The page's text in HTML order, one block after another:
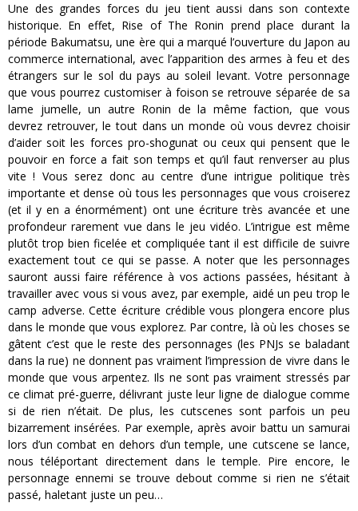
Une des grandes forces du jeu tient aussi dans son contexte
historique. En effet, Rise of The Ronin prend place durant la
période Bakumatsu, une ère qui a marqué l’ouverture du Japon au
commerce international, avec l’apparition des armes à feu et des
étrangers sur le sol du pays au soleil levant. Votre personnage
que vous pourrez customiser à foison se retrouve séparée de sa
lame jumelle, un autre Ronin de la même faction, que vous
devrez retrouver, le tout dans un monde où vous devrez choisir
d’aider soit les forces pro-shogunat ou ceux qui pensent que le
pouvoir en force a fait son temps et qu’il faut renverser au plus
vite ! Vous serez donc au centre d’une intrigue politique très
importante et dense où tous les personnages que vous croiserez
(et il y en a énormément) ont une écriture très avancée et une
profondeur rarement vue dans le jeu vidéo. L’intrigue est même
plutôt trop bien ficelée et compliquée tant il est difficile de suivre
exactement tout ce qui se passe. A noter que les personnages
sauront aussi faire référence à vos actions passées, hésitant à
travailler avec vous si vous avez, par exemple, aidé un peu trop le
camp adverse. Cette écriture crédible vous plongera encore plus
dans le monde que vous explorez. Par contre, là où les choses se
gâtent c’est que le reste des personnages (les PNJs se baladant
dans la rue) ne donnent pas vraiment l’impression de vivre dans le
monde que vous arpentez. Ils ne sont pas vraiment stressés par
ce climat pré-guerre, délivrant juste leur ligne de dialogue comme
si de rien n’était. De plus, les cutscenes sont parfois un peu
bizarrement insérées. Par exemple, après avoir battu un samurai
lors d’un combat en dehors d’un temple, une cutscene se lance,
nous téléportant directement dans le temple. Pire encore, le
personnage ennemi se trouve debout comme si rien ne s’était
passé, haletant juste un peu…